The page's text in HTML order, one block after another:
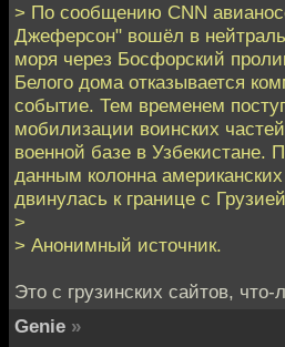
> По сообщению CNN
Джеферсон" вошёл в
моря через Босфорский
Белого дома отказывается
событие. Тем временем
мобилизации воинских
военной базе в Узбекистане.
данным колонна
двинулась к границе с
>
> Анонимный источник.
Это с грузинских сайтов, что-
Genie »